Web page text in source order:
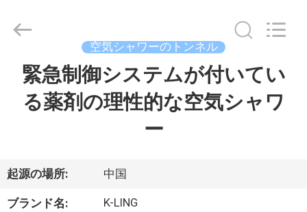
品
2014
Purification
Technology
空気シャワーのトンネル
緊急制御システムが付いてい
る薬剤の理性的な空気シャワ
ー
起源の場所: 中国
ブランド名: K-LING